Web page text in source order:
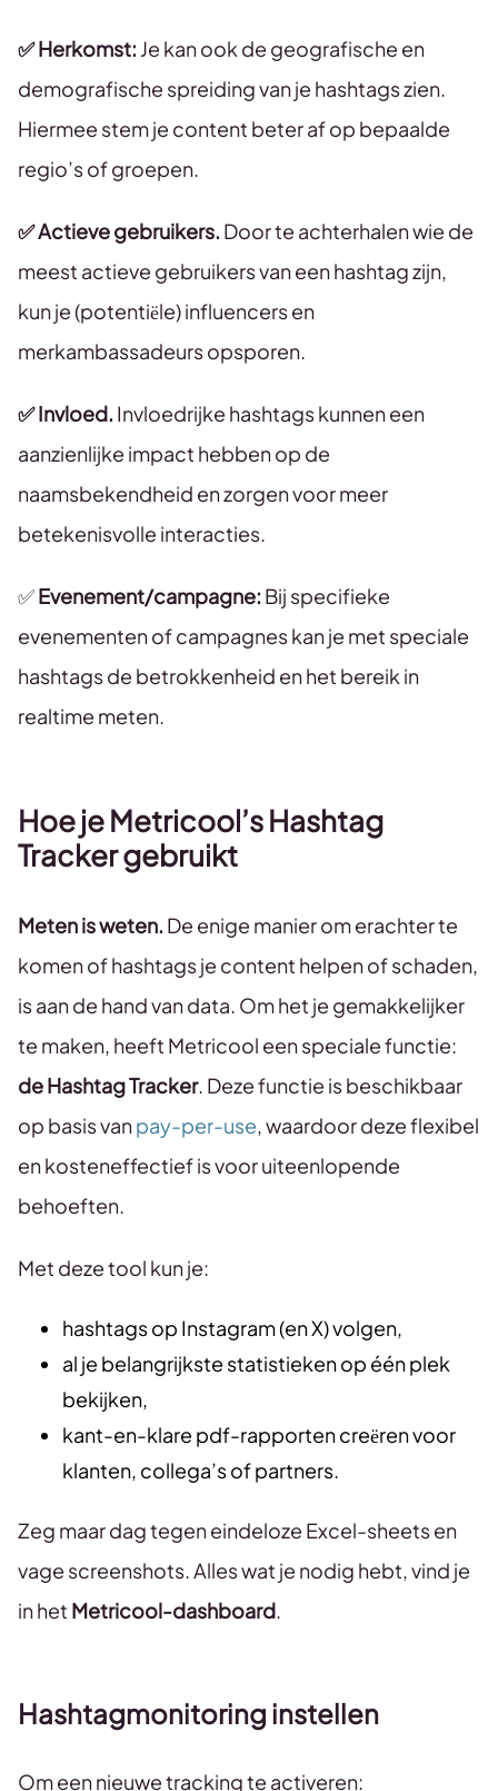
✅ Herkomst: Je kan ook de geografische en
demografische spreiding van je hashtags zien.
Hiermee stem je content beter af op bepaalde
regio’s of groepen.
✅ Actieve gebruikers. Door te achterhalen wie de
meest actieve gebruikers van een hashtag zijn,
kun je (potentiële) influencers en
merkambassadeurs opsporen.
✅ Invloed. Invloedrijke hashtags kunnen een
aanzienlijke impact hebben op de
naamsbekendheid en zorgen voor meer
betekenisvolle interacties.
✅Evenement/campagne: Bij specifieke
evenementen of campagnes kan je met speciale
hashtags de betrokkenheid en het bereik in
realtime meten.
Hoe je Metricool’s Hashtag
Tracker gebruikt
Meten is weten. De enige manier om erachter te
komen of hashtags je content helpen of schaden,
is aan de hand van data. Om het je gemakkelijker
te maken, heeft Metricool een speciale functie:
de Hashtag Tracker. Deze functie is beschikbaar
op basis vanpay-per-use, waardoor deze flexibel
en kosteneffectief is voor uiteenlopende
behoeften.
Met deze tool kun je:
hashtags op Instagram (en X) volgen,
al je belangrijkste statistieken op één plek
bekijken,
kant-en-klare pdf-rapporten creëren voor
klanten, collega’s of partners.
Zeg maar dag tegen eindeloze Excel-sheets en
vage screenshots. Alles wat je nodig hebt, vind je
in het Metricool-dashboard.
Hashtagmonitoring instellen
Om een nieuwe tracking te activeren: